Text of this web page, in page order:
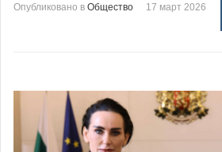
Опубликовано в Общество 17 март 2026